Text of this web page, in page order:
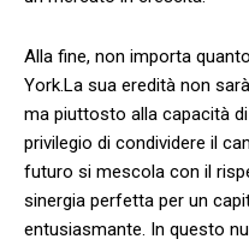
Alla​ fine,‍ non ​importa
⁣York.La sua eredità non
⁢ma piuttosto alla capacità
privilegio ⁤di condividere il
futuro si mescola con il
sinergia perfetta per⁢ un
entusiasmante. In ​questo​